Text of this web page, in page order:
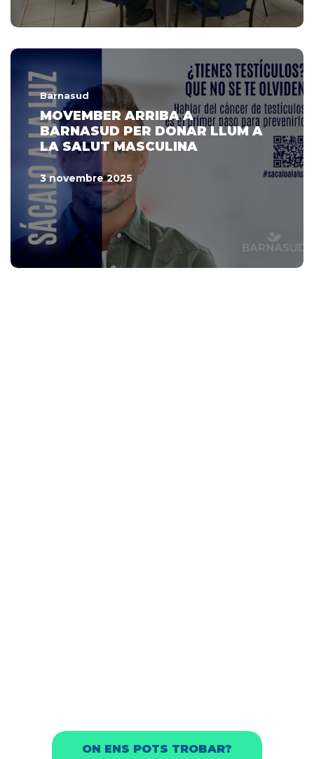
Barnasud
MOVEMBER ARRIBA A
BARNASUD PER DONAR LLUM A
LA SALUT MASCULINA
3 novembre 2025
ON ENS POTS TROBAR?